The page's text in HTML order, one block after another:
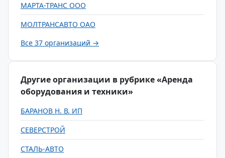
МАРТА-ТРАНС ООО
МОЛТРАНСАВТО ОАО
Все 37 организаций →
Другие организации в рубрике «Аренда
оборудования и техники»
БАРАНОВ Н. В. ИП
СЕВЕРСТРОЙ
СТАЛЬ-АВТО